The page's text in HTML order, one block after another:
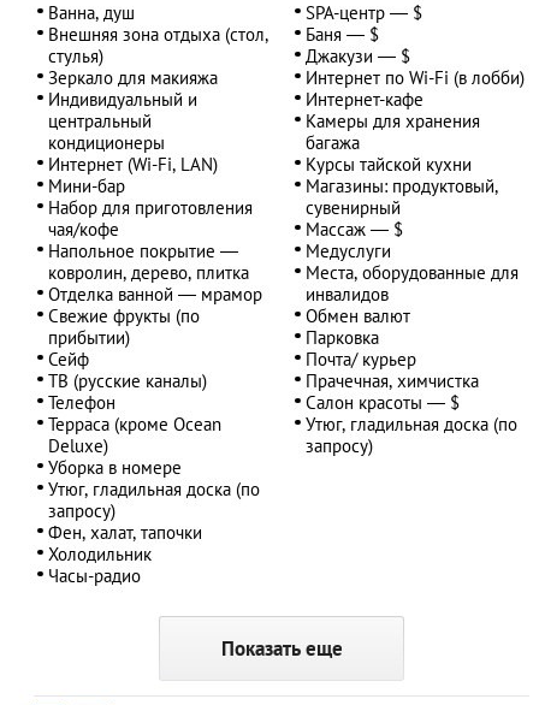
Ванна, душ
Внешняя зона отдыха (стол,
стулья)
Зеркало для макияжа
Индивидуальный и
центральный
кондиционеры
Интернет (Wi-Fi, LAN)
Мини-бар
Набор для приготовления
чая/кофе
Напольное покрытие —
ковролин, дерево, плитка
Отделка ванной — мрамор
Свежие фрукты (по
прибытии)
Сейф
ТВ (русские каналы)
Телефон
Терраса (кроме Ocean
Deluxe)
Уборка в номере
Утюг, гладильная доска (по
запросу)
Фен, халат, тапочки
Холодильник
Часы-радио
SPA-центр — $
Баня — $
Джакузи — $
Интернет по Wi-Fi (в лобби)
Интернет-кафе
Камеры для хранения
багажа
Курсы тайской кухни
Магазины: продуктовый,
сувенирный
Массаж — $
Медуслуги
Места, оборудованные для
инвалидов
Обмен валют
Парковка
Почта/ курьер
Прачечная, химчистка
Салон красоты — $
Утюг, гладильная доска (по
запросу)
Показать еще